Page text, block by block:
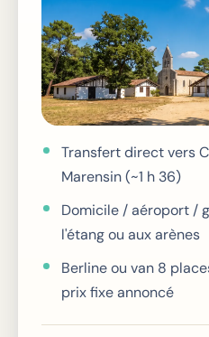
Transfert direct vers
Marensin (~1 h 36)
Domicile / aéroport /
l'étang ou aux arènes
Berline ou van 8
prix fixe annoncé